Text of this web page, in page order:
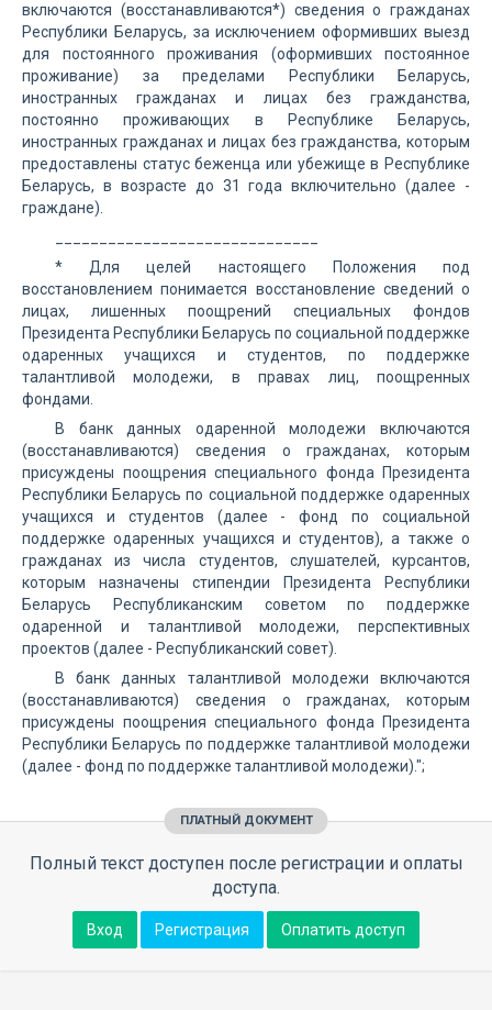
включаются (восстанавливаются*) сведения о гражданах
Республики Беларусь, за исключением оформивших выезд
для постоянного проживания (оформивших постоянное
проживание) за пределами Республики Беларусь,
иностранных гражданах и лицах без гражданства,
постоянно проживающих в Республике Беларусь,
иностранных гражданах и лицах без гражданства, которым
предоставлены статус беженца или убежище в Республике
Беларусь, в возрасте до 31 года включительно (далее -
граждане).
* Для целей настоящего Положения под
восстановлением понимается восстановление сведений о
лицах, лишенных поощрений специальных фондов
Президента Республики Беларусь по социальной поддержке
одаренных учащихся и студентов, по поддержке
талантливой молодежи, в правах лиц, поощренных
фондами.
В банк данных одаренной молодежи включаются
(восстанавливаются) сведения о гражданах, которым
присуждены поощрения специального фонда Президента
Республики Беларусь по социальной поддержке одаренных
учащихся и студентов (далее - фонд по социальной
поддержке одаренных учащихся и студентов), а также о
гражданах из числа студентов, слушателей, курсантов,
которым назначены стипендии Президента Республики
Беларусь Республиканским советом по поддержке
одаренной и талантливой молодежи, перспективных
проектов (далее - Республиканский совет).
В банк данных талантливой молодежи включаются
(восстанавливаются) сведения о гражданах, которым
присуждены поощрения специального фонда Президента
Республики Беларусь по поддержке талантливой молодежи
(далее - фонд по поддержке талантливой молодежи).";
ПЛАТНЫЙ ДОКУМЕНТ
Полный текст доступен после регистрации и оплаты
доступа.
Вход Регистрация Оплатить доступ